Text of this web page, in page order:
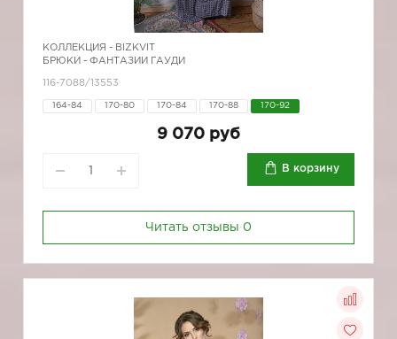
КОЛЛЕКЦИЯ - BIZKVIT
БРЮКИ - ФАНТАЗИИ ГАУДИ
116-7088/13553
164-84 170-80 170-84 170-88 170-92
9 070 руб
В корзину
Читать отзывы 0